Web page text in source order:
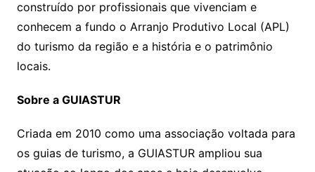
construído por profissionais que vivenciam e
conhecem a fundo o Arranjo Produtivo Local (APL)
do turismo da região e a história e o patrimônio
locais.
Sobre a GUIASTUR
Criada em 2010 como uma associação voltada para
os guias de turismo, a GUIASTUR ampliou sua